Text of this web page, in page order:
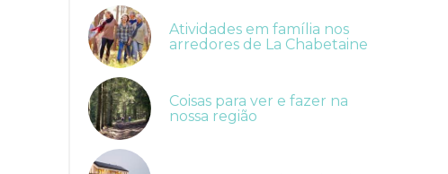
Atividades em família nos
arredores de La Chabetaine
Coisas para ver e fazer na
nossa região